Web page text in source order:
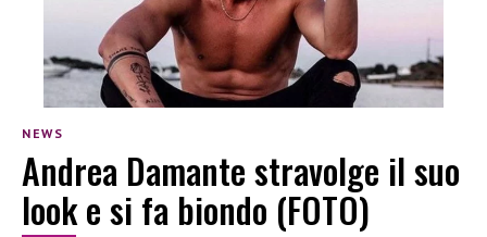
NEWS
Andrea Damante stravolge il suo
look e si fa biondo (FOTO)